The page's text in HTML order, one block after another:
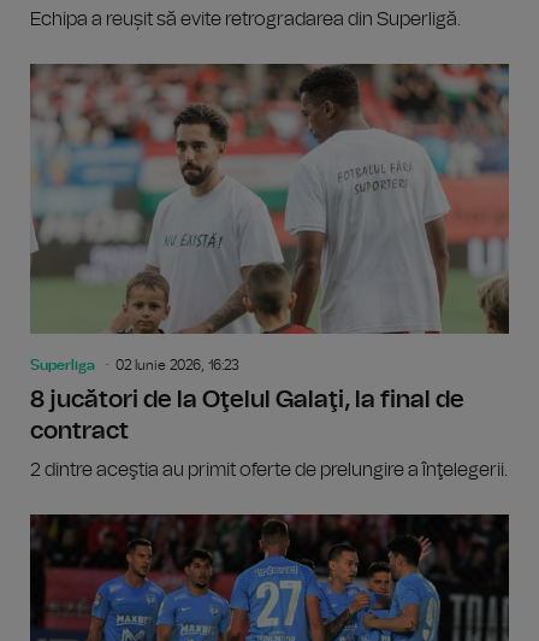
Echipa a reușit să evite retrogradarea din Superligă.
Superliga 02 Iunie 2026, 16:23
8 jucători de la Oţelul Galaţi, la final de
contract
2 dintre aceştia au primit oferte de prelungire a înţelegerii.